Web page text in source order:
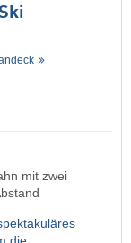
mit zwei